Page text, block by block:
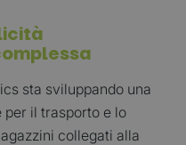
sta sviluppando una
il trasporto e lo
collegati alla